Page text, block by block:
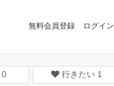
無料会員登録 ログイン
0 行きたい 1